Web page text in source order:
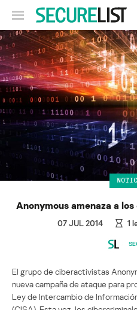
Anonymous amenaza a
07 JUL 2014 1
El grupo de ciberactivistas
nueva campaña de ataque para
Ley de Intercambio de